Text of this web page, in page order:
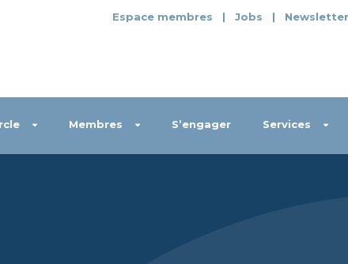
Espace membres | Jobs | Newsletter
Membres S’engager Services